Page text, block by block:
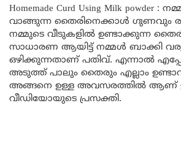
Homemade Curd Using Milk powder
വാങ്ങുന്ന തൈരിനെക്കാൾ ഗുണവും
നമ്മുടെ വീടുകളിൽ ഉണ്ടാക്കുന്ന
സാധാരണ ആയിട്ട് നമ്മൾ ബാക്കി
ഒഴിക്കുന്നതാണ് പതിവ്. എന്നാൽ
അടുത്ത് പാലും തൈരും എല്ലാം
അങ്ങനെ ഉള്ള അവസരത്തിൽ
വീഡിയോയുടെ പ്രസക്തി.